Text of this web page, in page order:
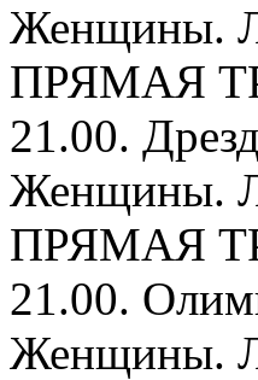
Женщины.
ПРЯМАЯ
21.00.
Женщины.
ПРЯМАЯ
21.00.
Женщины.